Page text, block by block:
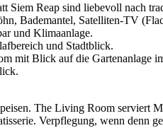
Siem Reap sind liebevoll nach
Bademantel, Satelliten-TV
und Klimaanlage.
und Stadtblick.
mit Blick auf die Gartenanlage
The Living Room serviert
Verpflegung, wenn denn